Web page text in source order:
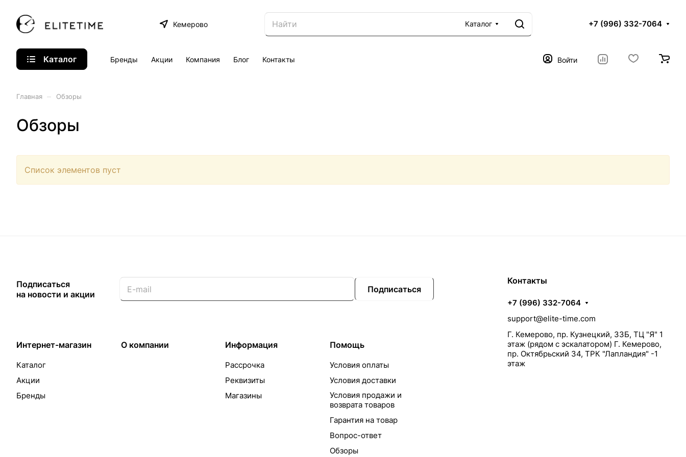
Кемерово Каталог +7 (996) 332-7064
Каталог Бренды Акции Компания Блог Контакты Войти
Главная Обзоры
Обзоры
Список элементов пуст
Подписаться
на новости и акции
Подписаться
Интернет-магазин
Каталог
Акции
Бренды
О компании Информация
Рассрочка
Реквизиты
Магазины
Помощь
Условия оплаты
Условия доставки
Условия продажи и
возврата товаров
Гарантия на товар
Вопрос-ответ
Обзоры
Контакты
+7 (996) 332-7064
support@elite-time.com
Г. Кемерово, пр. Кузнецкий, 33Б, ТЦ "Я" 1
этаж (рядом с эскалатором) Г. Кемерово,
пр. Октябрьский 34, ТРК "Лапландия" -1
этаж